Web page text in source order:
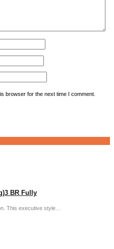
browser for the next time I comment.
BR Fully
This executive style…